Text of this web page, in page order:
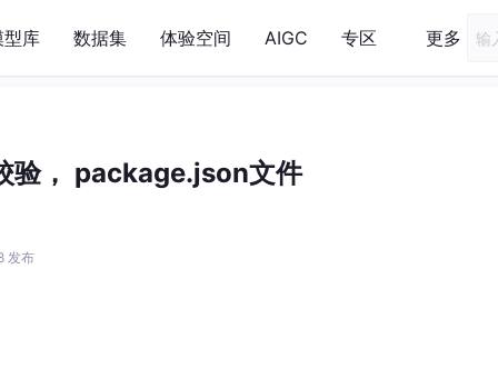
型库 数据集 体验空间 AIGC 专区 更多
验， package.json文件
发布